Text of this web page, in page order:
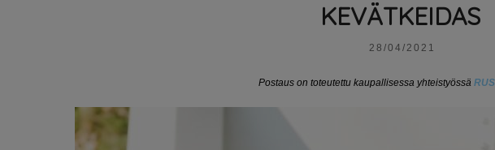
KEVÄTKEIDAS
28/04/2021
Postaus on toteutettu kaupallisessa yhteistyössä